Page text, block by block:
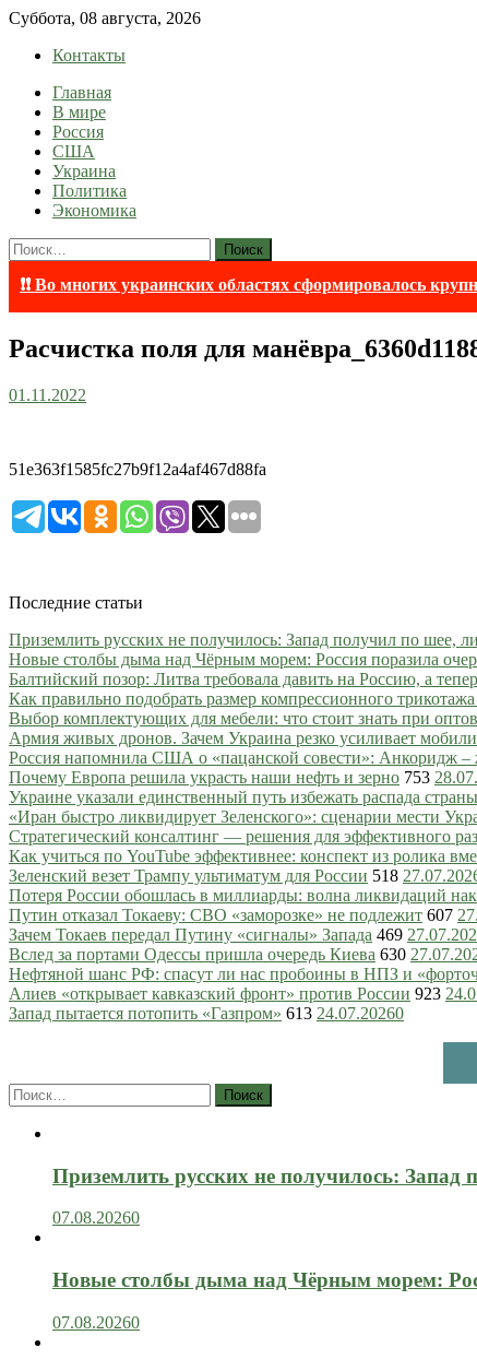
Skip
content
Суббота, 08 августа, 2026
Контакты
lentaruss
lentaruss — Новости
Главная
В мире
Россия
США
Украина
Политика
Экономика
Найти:
❗❗ Во многих украинских областях сформировалось
Расчистка поля для
01.11.2022
51e363f1585fc27b9f12a4af467d88fa
Последние статьи
Приземлить русских не получилось: Запад получил по шее,
Новые столбы дыма над Чёрным морем: Россия поразила
Балтийский позор: Литва требовала давить на Россию, а
Как правильно подобрать размер компрессионного
Выбор комплектующих для мебели: что стоит знать при
Армия живых дронов. Зачем Украина резко усиливает
Россия напомнила США о «пацанской совести»: Анкоридж –
Почему Европа решила украсть наши нефть и зерно 753
Украине указали единственный путь избежать распада страны
«Иран быстро ликвидирует Зеленского»: сценарии мести
Стратегический консалтинг — решения для эффективного
Как учиться по YouTube эффективнее: конспект из ролика
Зеленский везет Трампу ультиматум для России 518
Потеря России обошлась в миллиарды: волна ликвидаций
Путин отказал Токаеву: СВО «заморозке» не подлежит 607
Зачем Токаев передал Путину «сигналы» Запада 469
Вслед за портами Одессы пришла очередь Киева 630
Нефтяной шанс РФ: спасут ли нас пробоины в НПЗ и
Алиев «открывает кавказский фронт» против России 923
Запад пытается потопить «Газпром» 613 24.07.20260
Найти:
Приземлить русских не получилось:
07.08.20260
Новые столбы дыма над Чёрным морем:
07.08.20260